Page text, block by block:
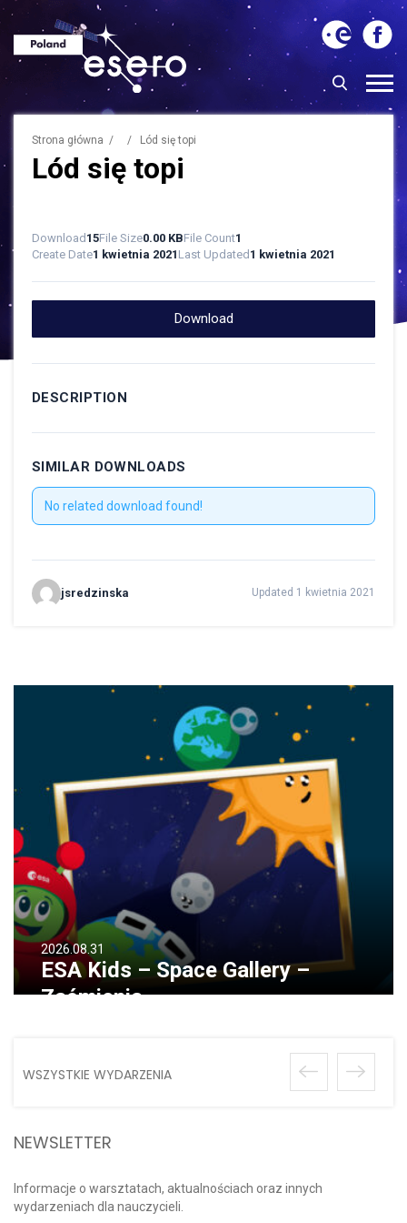
2026.08.31
ESA Kids – Space Gallery –
Zaćmienia
WSZYSTKIE WYDARZENIA
NEWSLETTER
Informacje o warsztatach, aktualnościach oraz innych
wydarzeniach dla nauczycieli.
Strona główna / / Lód się topi
Lód się topi
Download15File Size0.00 KBFile Count1
Create Date1 kwietnia 2021 Last Updated1 kwietnia 2021
Download
DESCRIPTION
SIMILAR DOWNLOADS
No related download found!
jsredzinska Updated 1 kwietnia 2021